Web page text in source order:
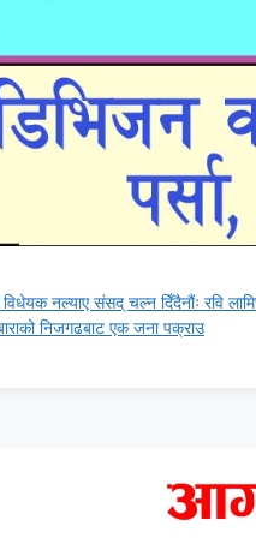
विधेयक नल्याए संसद् चल्न दिँदैनौंः रवि
निजगढबाट एक जना पक्राउ